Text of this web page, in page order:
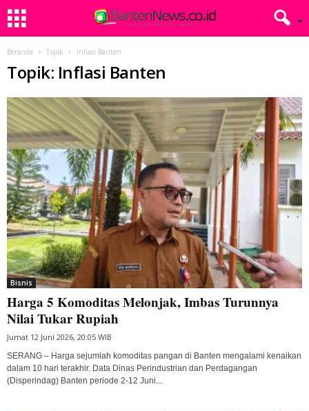
Beranda Topik Inflasi Banten
Topik: Inflasi Banten
Bisnis
Harga 5 Komoditas Melonjak, Imbas Turunnya
Nilai Tukar Rupiah
Jumat 12 Juni 2026, 20:05 WIB
SERANG – Harga sejumlah komoditas pangan di Banten mengalami kenaikan
dalam 10 hari terakhir. Data Dinas Perindustrian dan Perdagangan
(Disperindag) Banten periode 2-12 Juni...